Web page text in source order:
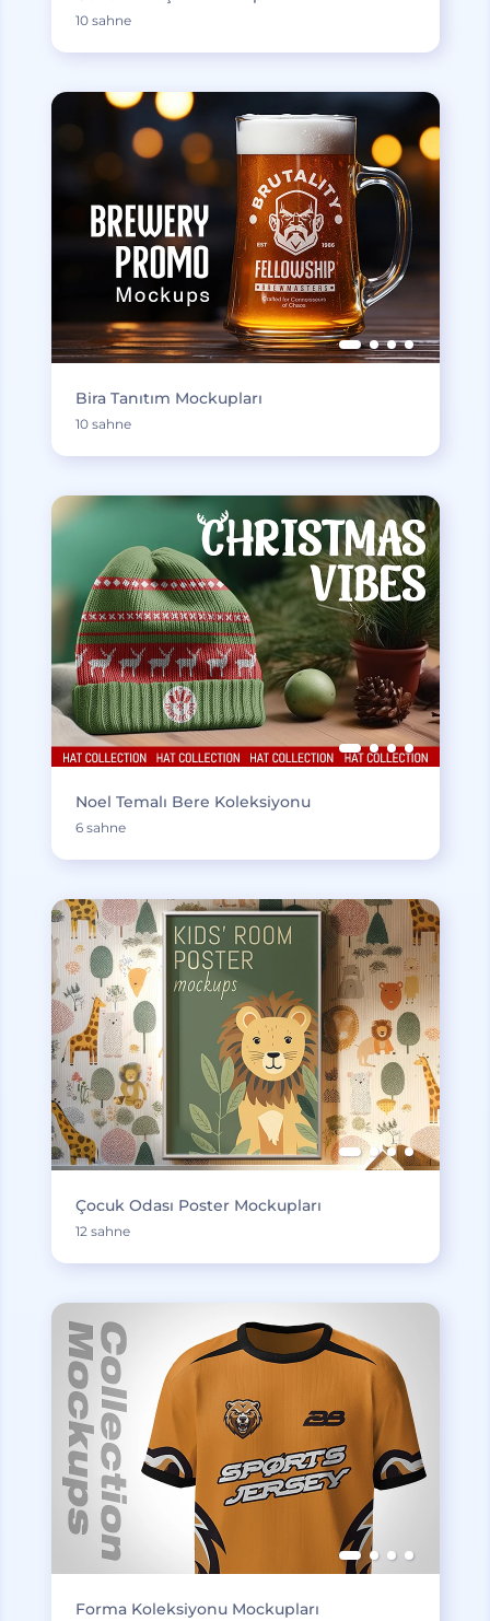
10 sahne
Bira Tanıtım Mockupları
10 sahne
Noel Temalı Bere Koleksiyonu
6 sahne
Çocuk Odası Poster Mockupları
12 sahne
Forma Koleksiyonu Mockupları